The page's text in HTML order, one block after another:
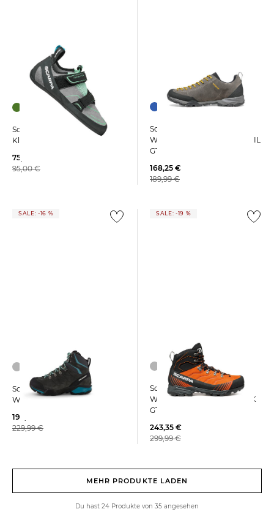
Scarpa | Damen
Kletterschuhe REFLEX VS
75,89 €
95,00 €
Scarpa | Herren
Wanderschuhe MOJITO TRAIL
GTX
168,25 €
189,99 €
SALE: -16 %
Scarpa | Damen
Wanderschuhe ZG TRK GTX
192,05 €
229,99 €
SALE: -19 %
Scarpa | Herren
Wanderschuhe RIBELLE TRK
GTX
243,35 €
299,99 €
MEHR PRODUKTE LADEN
Du hast 24 Produkte von 35 angesehen